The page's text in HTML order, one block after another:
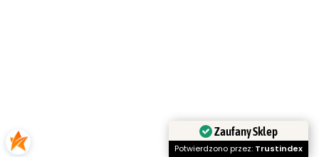
Zaufany Sklep
Potwierdzono przez: Trustindex